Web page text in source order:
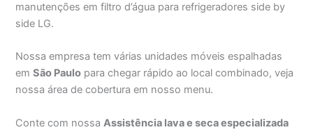
manutenções em filtro d’água para refrigeradores side by
side LG.
Nossa empresa tem várias unidades móveis espalhadas
emSão Paulo para chegar rápido ao local combinado, veja
nossa área de cobertura em nosso menu.
Conte com nossaAssistência lava e seca especializada